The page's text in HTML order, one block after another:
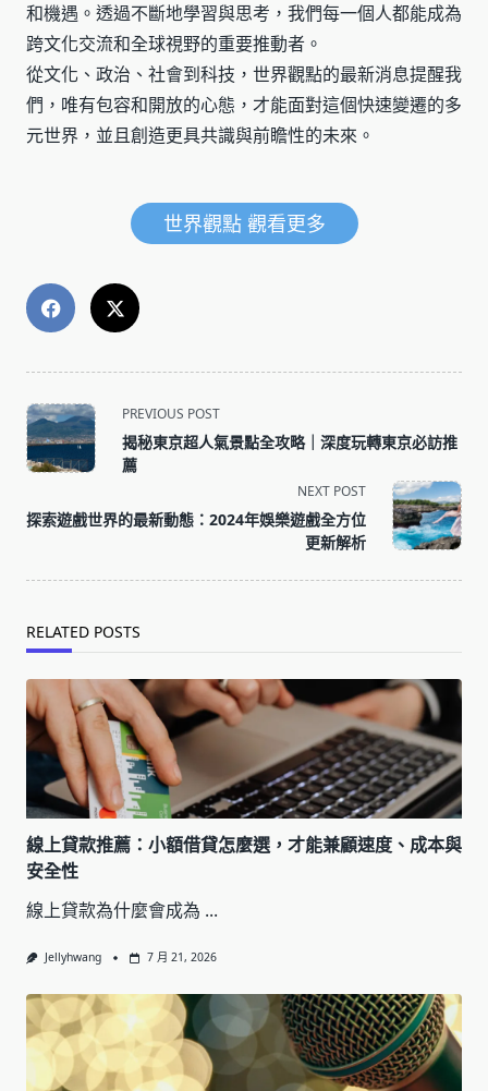
和機遇。透過不斷地學習與思考，我們每一個人都能成為
跨文化交流和全球視野的重要推動者。
從文化、政治、社會到科技，世界觀點的最新消息提醒我
們，唯有包容和開放的心態，才能面對這個快速變遷的多
元世界，並且創造更具共識與前瞻性的未來。
世界觀點 觀看更多
<span
class="nav-
subtitle
reader-
PREVIOUS POST
揭秘東京超人氣景點全攻略｜深度玩轉東京必訪推
薦
NEXT POST
探索遊戲世界的最新動態：2024年娛樂遊戲全方位
更新解析
RELATED POSTS
線上貸款推薦：小額借貸怎麼選，才能兼顧速度、成本與
安全性
線上貸款為什麼會成為 ...
Jellyhwang 7 月 21, 2026